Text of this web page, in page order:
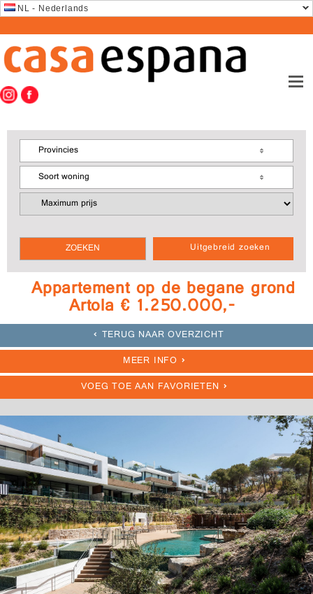
NL - Nederlands
Uitgebreid zoeken
Provincies
Soort woning
Appartement op de begane grond
Artola € 1.250.000,-
TERUG NAAR OVERZICHT
MEER INFO
VOEG TOE AAN FAVORIETEN